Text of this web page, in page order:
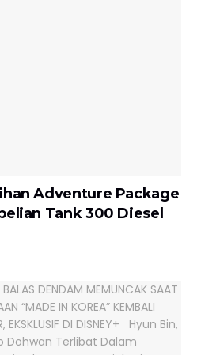
Adventure Package
Tank 300 Diesel